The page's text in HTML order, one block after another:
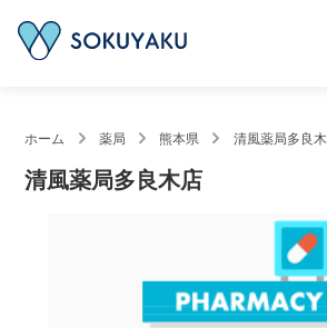
ホーム 薬局 熊本県 清風薬局多良
清風薬局多良木店